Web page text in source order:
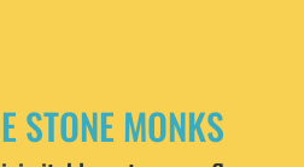
STONE MONKS